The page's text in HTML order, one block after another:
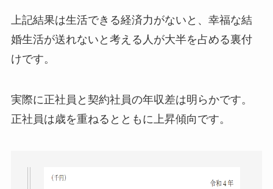
上記結果は生活できる経済力がないと、幸福な結
婚生活が送れないと考える人が大半を占める裏付
けです。
実際に正社員と契約社員の年収差は明らかです。
正社員は歳を重ねるとともに上昇傾向です。